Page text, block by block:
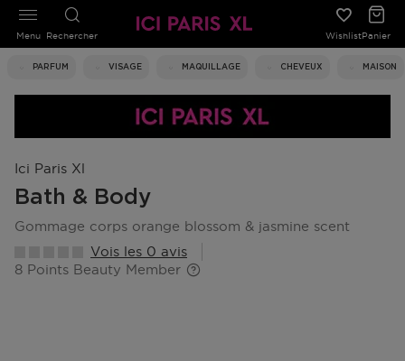
Rechercher WishlistPanier
PARFUM VISAGE MAQUILLAGE CHEVEUX MAISON
Menu
Ici Paris Xl
Bath & Body
gommage corps orange blossom & jasmine scent
Vois les 0 avis
8 Points Beauty Member